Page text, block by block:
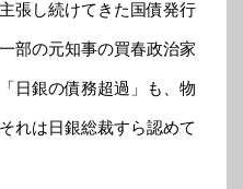
張し続けてきた国債発行
部の元知事の買春政治家
日銀の債務超過」も、物
れは日銀総裁すら認めて